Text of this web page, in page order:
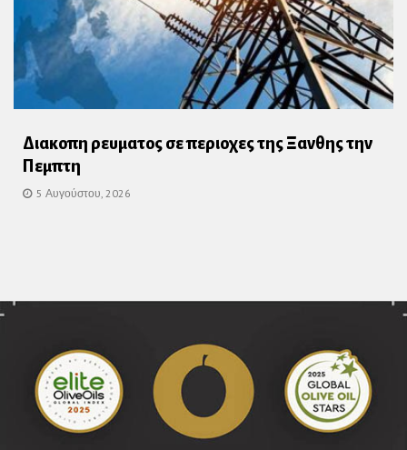
Διακοπη ρευματος σε περιοχες της Ξανθης την
Πεμπτη
5 Αυγούστου, 2026